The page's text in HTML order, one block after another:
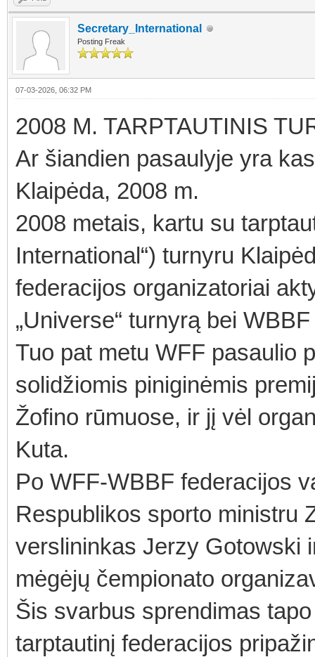
Secretary_International
Posting Freak
07-03-2026, 06:32 PM
2008 M. TARPTAUTINIS
Ar šiandien pasaulyje yra
Klaipėda, 2008 m.
2008 metais, kartu su
International“) turnyru
federacijos organizatoriai
„Universe“ turnyrą bei
Tuo pat metu WFF pasaulio
solidžiomis piniginėmis
Žofino rūmuose, ir jį vėl
Kuta.
Po WFF-WBBF federacijos
Respublikos sporto ministru
verslininkas Jerzy Gotowski
mėgėjų čempionato
Šis svarbus sprendimas
tarptautinį federacijos